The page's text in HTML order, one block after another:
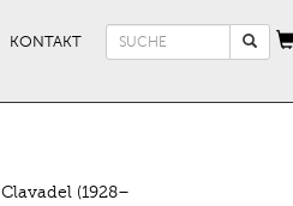
KONTAKT
Suchformular
(1928–